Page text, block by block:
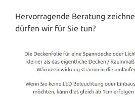
Hervorragende Beratung
dürfen wir für Sie tun?